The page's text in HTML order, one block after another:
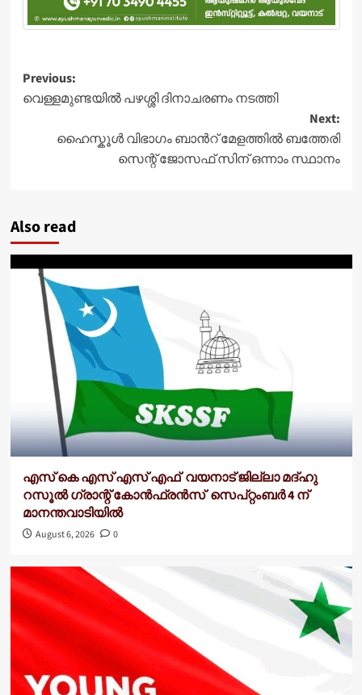
Post
navigation
Previous:
വെള്ളമുണ്ടയിൽ പഴശ്ശി ദിനാചരണം നടത്തി
Next:
ഹൈസ്കൂൾ വിഭാഗം ബാൻറ് മേളത്തിൽ ബത്തേരി
സെന്റ് ജോസഫ് സിന് ഒന്നാം സ്ഥാനം
Also read
എസ് കെ എസ് എസ് എഫ് വയനാട് ജില്ലാ മദ്ഹു
റസൂൽ ഗ്രാന്റ് കോൻഫ്രൻസ് സെപ്റ്റംബർ 4 ന്
മാനന്തവാടിയിൽ
August 6, 2026 0